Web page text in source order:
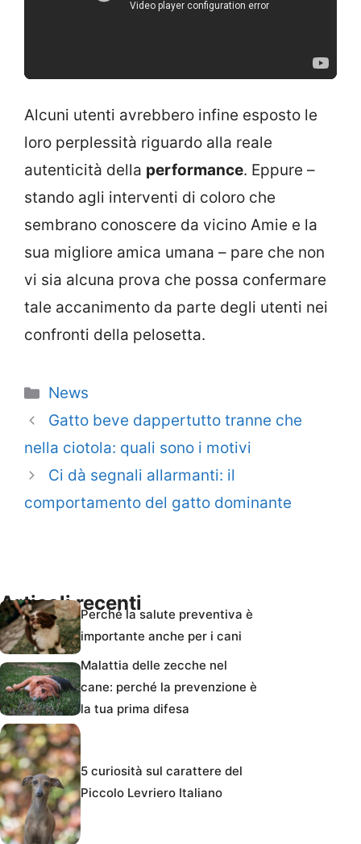
Alcuni utenti avrebbero infine esposto le
loro perplessità riguardo alla reale
autenticità della performance. Eppure –
stando agli interventi di coloro che
sembrano conoscere da vicino Amie e la
sua migliore amica umana – pare che non
vi sia alcuna prova che possa confermare
tale accanimento da parte degli utenti nei
confronti della pelosetta.
Categorie
News
Gatto beve dappertutto tranne che
nella ciotola: quali sono i motivi
Ci dà segnali allarmanti: il
comportamento del gatto dominante
Articoli recentiPerché la salute preventiva è
importante anche per i cani
Malattia delle zecche nel
cane: perché la prevenzione è
la tua prima difesa
5 curiosità sul carattere del
Piccolo Levriero Italiano